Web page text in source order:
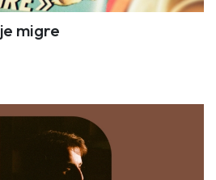
migre